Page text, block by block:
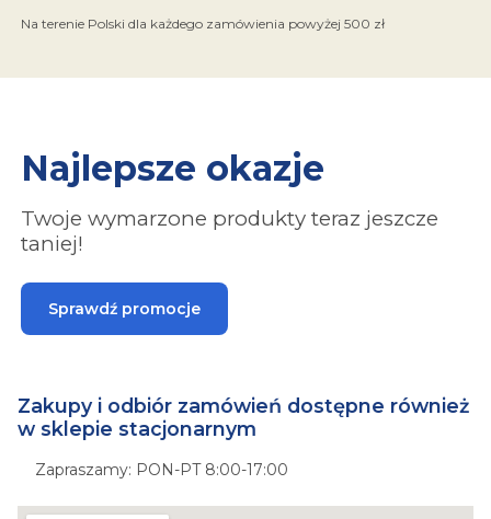
Na terenie Polski dla każdego zamówienia powyżej 500 zł
Najlepsze okazje
Twoje wymarzone produkty teraz jeszcze
taniej!
Sprawdź promocje
Zakupy i odbiór zamówień dostępne również
w sklepie stacjonarnym
Zapraszamy: PON-PT 8:00-17:00